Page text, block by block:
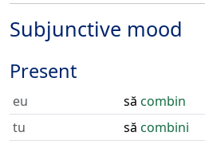
Subjunctive mood
Present
eu să combin
tu
să combini